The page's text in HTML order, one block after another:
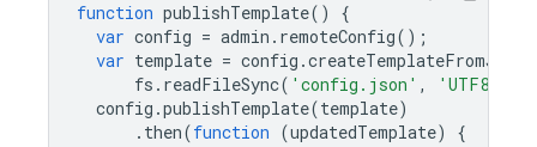
function publishTemplate()
{
var config = admin . remoteConfig();
var template = config .createTemplateFromJSON
fs . readFileSync( 'config.json' , 'UTF8'
config .publishTemplate(template)
. then(function (updatedTemplate)
{